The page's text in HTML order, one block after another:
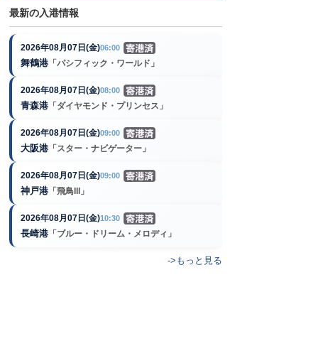
最新の入港情報
2026年08月07日(金)06:00
舞鶴港 「パシフィック・ワールド」
2026年08月07日(金)08:00
青森港 「ダイヤモンド・プリンセス」
2026年08月07日(金)09:00
大阪港 「スター・ナビゲーター」
2026年08月07日(金)09:00
神戸港 「飛鳥III」
2026年08月07日(金)10:30
長崎港 「ブルー・ドリーム・メロディ」
->もっと見る